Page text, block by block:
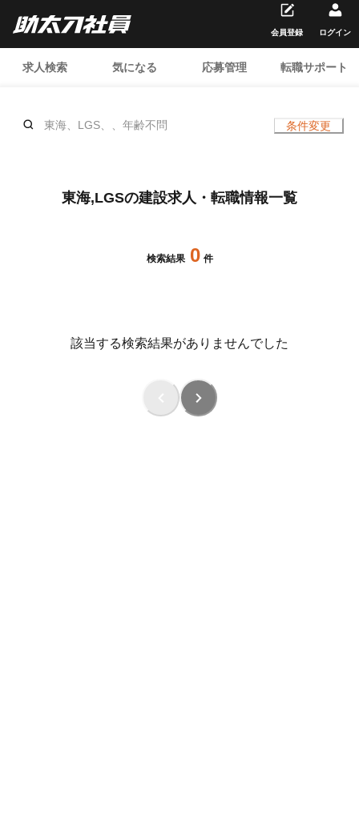
求人検索 気になる 応募管理 転職サポート
会員登録 ログイン
東海、LGS、、年齢不問 条件変更
東海,LGSの建設求人・転職情報一覧
検索結果 0 件
該当する検索結果がありませんでした